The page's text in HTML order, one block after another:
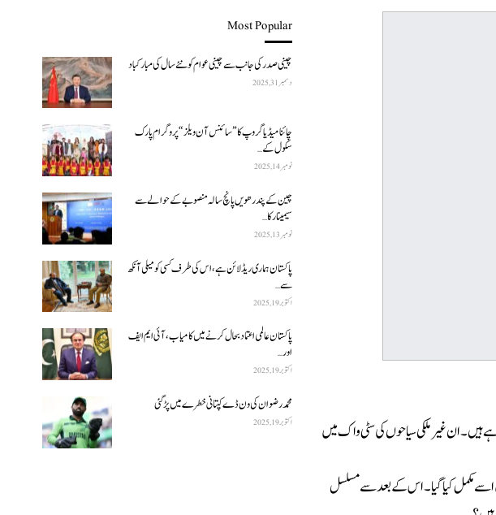
نظر آ رہے ہیں۔ ان غیر ملکی سیاحوں کی سٹی واک میں
اور جنوب سے گزرتا ہے۔ اس کی تعمیر 13 ویں صدی میں شروع ہوئی اور16ویں صدی میں اسے مکمل کیا گیا۔ اس کے بعد سے مسلسل
Most Popular
چینی صدر کی جانب سے چینی عوام کو نئے سال کی مبارکباد
دسمبر 31, 2025
چائنا میڈیا گروپ کا ”سائنس آن ویلز“ پروگرام پارک
سکول کے…
نومبر 14, 2025
چین کے پندرھویں پانچ سالہ منصوبے کے حوالے سے
سیمینار کا…
نومبر 13, 2025
پاکستان ہماری ریڈ لائن ہے، اس کی طرف کسی کو میلی آنکھ
سے…
اکتوبر 19, 2025
پاکستان عالمی اعتماد بحال کرنے میں کامیاب، آئی ایم ایف
اور…
اکتوبر 19, 2025
محمد رضوان کی ون ڈے کپتانی خطرے میں پڑ گئی
اکتوبر 19, 2025